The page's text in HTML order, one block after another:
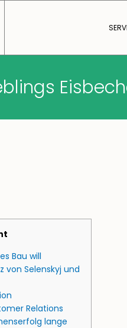
Bau will
von Selenskyj und
Relations
lange